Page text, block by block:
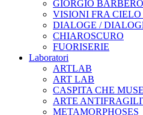
GIORGIO BARBERO
VISIONI FRA CIELO
DIALOGE /
CHIAROSCURO
FUORISERIE
Laboratori
ARTLAB
ART LAB
CASPITA CHE
ARTE
METAMORPHOSES